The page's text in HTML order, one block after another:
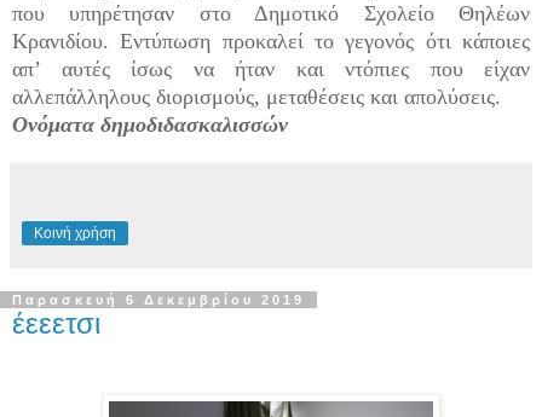
που υπηρέτησαν στο Δημοτικό Σχολείο Θηλέων
Κρανιδίου. Εντύπωση προκαλεί το γεγονός ότι κάποιες
απ’ αυτές ίσως να ήταν και ντόπιες που είχαν
αλλεπάλληλους διορισμούς, μεταθέσεις και απολύσεις.
Ονόματα δημοδιδασκαλισσών
Κοινή χρήση
Παρασκευή 6 Δεκεμβρίου 2019
έεεετσι